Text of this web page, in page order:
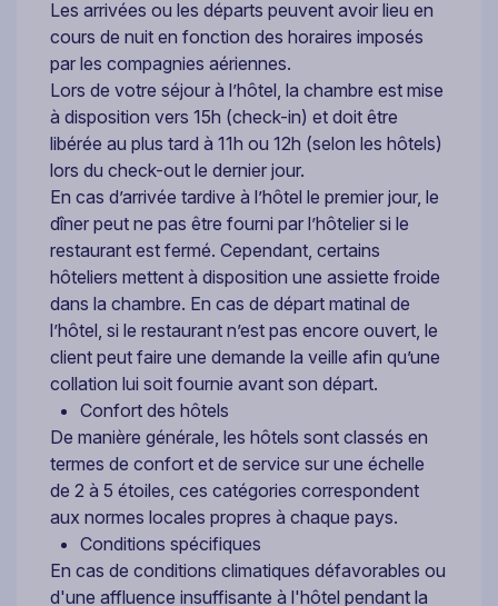
Les arrivées ou les départs peuvent avoir lieu en
cours de nuit en fonction des horaires imposés
par les compagnies aériennes.
Lors de votre séjour à l’hôtel, la chambre est mise
à disposition vers 15h (check-in) et doit être
libérée au plus tard à 11h ou 12h (selon les hôtels)
lors du check-out le dernier jour.
En cas d’arrivée tardive à l’hôtel le premier jour, le
dîner peut ne pas être fourni par l’hôtelier si le
restaurant est fermé. Cependant, certains
hôteliers mettent à disposition une assiette froide
dans la chambre. En cas de départ matinal de
l’hôtel, si le restaurant n’est pas encore ouvert, le
client peut faire une demande la veille afin qu’une
collation lui soit fournie avant son départ.
Confort des hôtels
De manière générale, les hôtels sont classés en
termes de confort et de service sur une échelle
de 2 à 5 étoiles, ces catégories correspondent
aux normes locales propres à chaque pays.
Conditions spécifiques
En cas de conditions climatiques défavorables ou
d'une affluence insuffisante à l'hôtel pendant la